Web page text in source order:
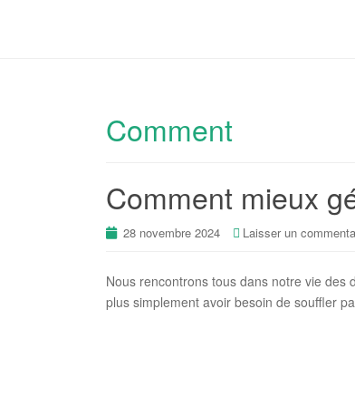
Comment
Comment mieux
28 novembre 2024 Laisser un
Nous rencontrons tous dans notre vie
plus simplement avoir besoin de souffler